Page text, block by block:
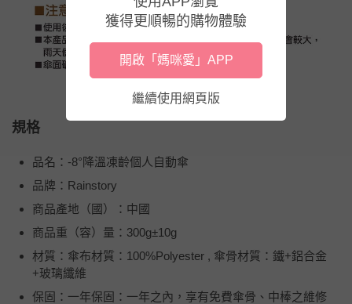
規格
品名：-8°降溫凍齡個人自動傘
品牌：Rainstory
商品產地（國）：中國
商品重（容）量：300g±10g
材質：傘布材質：100%Polyester , 傘骨材質：鐵+鋁合金
+玻璃纖維
保固：一年保固：一年之內，享有免費傘骨、中棒之維修
獲得更順暢的購物體驗
開啟「媽咪愛」APP
繼續使用網頁版